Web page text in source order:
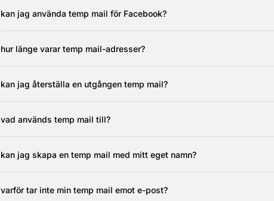
kan jag använda temp mail för Facebook?
hur länge varar temp mail-adresser?
kan jag återställa en utgången temp mail?
vad används temp mail till?
kan jag skapa en temp mail med mitt eget namn?
varför tar inte min temp mail emot e-post?